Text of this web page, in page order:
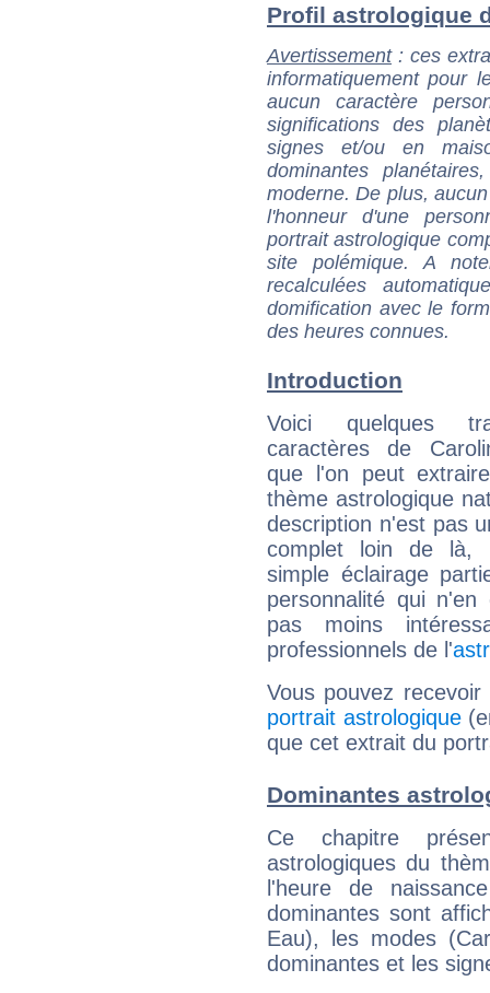
Profil astrologique
Avertissement: ces
informatiquement pour
aucun caractère
significations des
signes et/ou en
dominantes
moderne. De plus,
l'honneur d'une
portrait astrologique
site polémique. A
recalculées
domification avec le
des heures connues.
Introduction
Voici quelques
caractères de
que l'on peut
thème astrologique
description n'est pas
complet loin de là,
simple éclairage
personnalité qui n'en
pas moins
professionnels de l'
Vous pouvez
portrait astrologique
que cet extrait du
Dominantes
Ce chapitre
astrologiques du
l'heure de
dominantes sont
Eau), les modes
dominantes et les